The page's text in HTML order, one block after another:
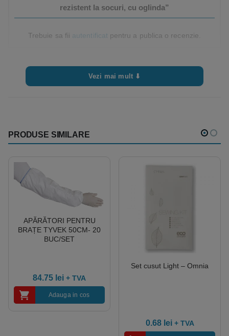
rezistent la socuri, cu oglinda”
Trebuie sa fii autentificat pentru a publica o recenzie.
Vezi mai mult ⬇
PRODUSE SIMILARE
APĂRĂTORI PENTRU
BRAȚE TYVEK 50CM- 20
BUC/SET
84.75 lei + TVA
Adauga in cos
Set cusut Light – Omnia
0.68 lei + TVA